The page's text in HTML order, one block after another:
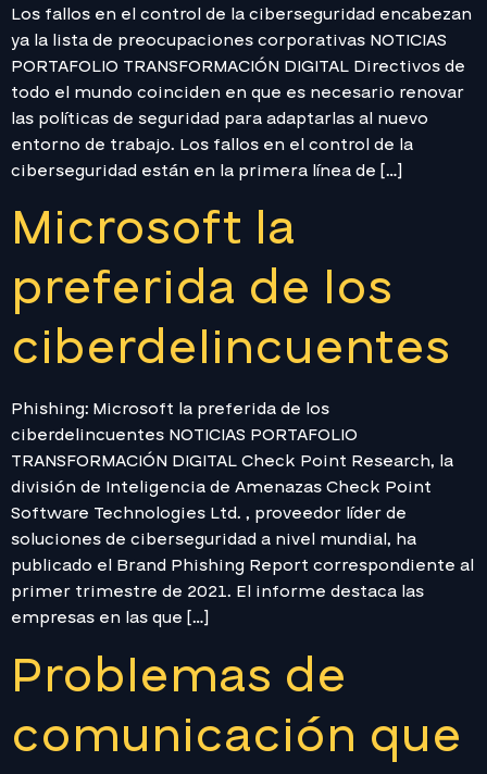
Los fallos en el control de la ciberseguridad encabezan
ya la lista de preocupaciones corporativas NOTICIAS
PORTAFOLIO TRANSFORMACIÓN DIGITAL Directivos de
todo el mundo coinciden en que es necesario renovar
las políticas de seguridad para adaptarlas al nuevo
entorno de trabajo. Los fallos en el control de la
ciberseguridad están en la primera línea de […]
Microsoft la
preferida de los
ciberdelincuentes
Phishing: Microsoft la preferida de los
ciberdelincuentes NOTICIAS PORTAFOLIO
TRANSFORMACIÓN DIGITAL Check Point Research, la
división de Inteligencia de Amenazas Check Point
Software Technologies Ltd. , proveedor líder de
soluciones de ciberseguridad a nivel mundial, ha
publicado el Brand Phishing Report correspondiente al
primer trimestre de 2021. El informe destaca las
empresas en las que […]
Problemas de
comunicación que